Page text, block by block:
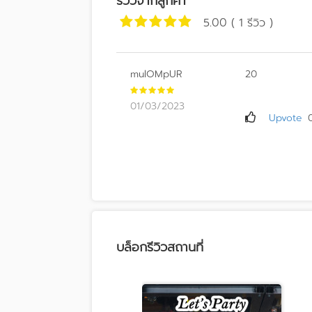
5.00 ( 1 รีวิว )
mulOMpUR
01/03/2023
20
Upvote
บล็อกรีวิวสถานที่